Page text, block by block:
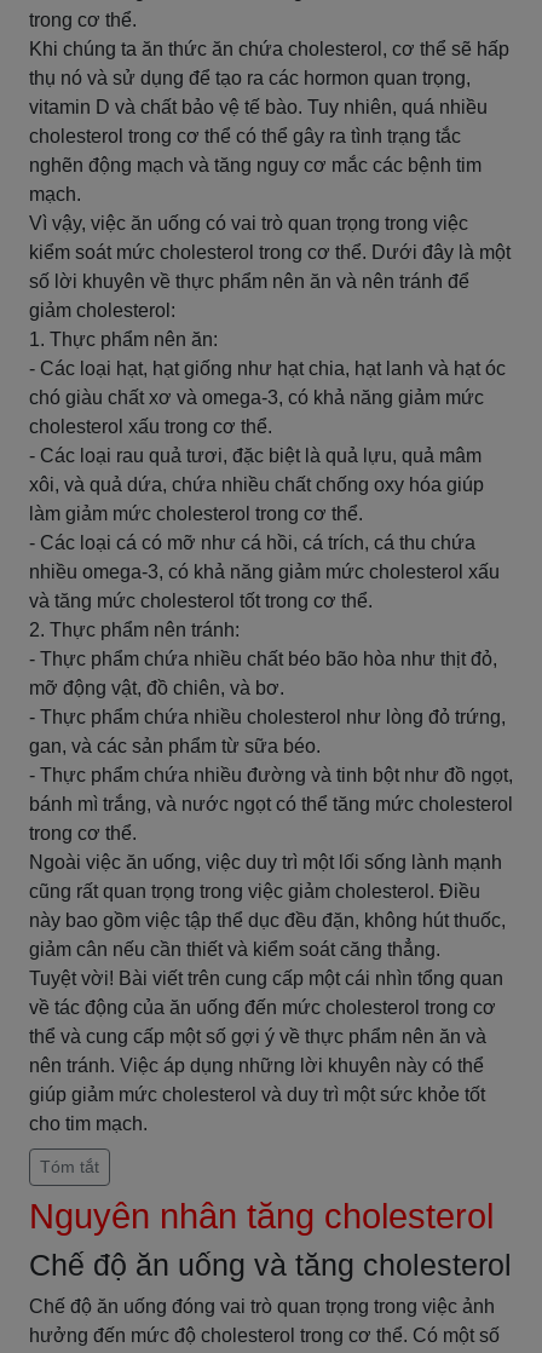
trong cơ thể.
Khi chúng ta ăn thức ăn chứa cholesterol, cơ thể sẽ hấp
thụ nó và sử dụng để tạo ra các hormon quan trọng,
vitamin D và chất bảo vệ tế bào. Tuy nhiên, quá nhiều
cholesterol trong cơ thể có thể gây ra tình trạng tắc
nghẽn động mạch và tăng nguy cơ mắc các bệnh tim
mạch.
Vì vậy, việc ăn uống có vai trò quan trọng trong việc
kiểm soát mức cholesterol trong cơ thể. Dưới đây là một
số lời khuyên về thực phẩm nên ăn và nên tránh để
giảm cholesterol:
1. Thực phẩm nên ăn:
- Các loại hạt, hạt giống như hạt chia, hạt lanh và hạt óc
chó giàu chất xơ và omega-3, có khả năng giảm mức
cholesterol xấu trong cơ thể.
- Các loại rau quả tươi, đặc biệt là quả lựu, quả mâm
xôi, và quả dứa, chứa nhiều chất chống oxy hóa giúp
làm giảm mức cholesterol trong cơ thể.
- Các loại cá có mỡ như cá hồi, cá trích, cá thu chứa
nhiều omega-3, có khả năng giảm mức cholesterol xấu
và tăng mức cholesterol tốt trong cơ thể.
2. Thực phẩm nên tránh:
- Thực phẩm chứa nhiều chất béo bão hòa như thịt đỏ,
mỡ động vật, đồ chiên, và bơ.
- Thực phẩm chứa nhiều cholesterol như lòng đỏ trứng,
gan, và các sản phẩm từ sữa béo.
- Thực phẩm chứa nhiều đường và tinh bột như đồ ngọt,
bánh mì trắng, và nước ngọt có thể tăng mức cholesterol
trong cơ thể.
Ngoài việc ăn uống, việc duy trì một lối sống lành mạnh
cũng rất quan trọng trong việc giảm cholesterol. Điều
này bao gồm việc tập thể dục đều đặn, không hút thuốc,
giảm cân nếu cần thiết và kiểm soát căng thẳng.
Tuyệt vời! Bài viết trên cung cấp một cái nhìn tổng quan
về tác động của ăn uống đến mức cholesterol trong cơ
thể và cung cấp một số gợi ý về thực phẩm nên ăn và
nên tránh. Việc áp dụng những lời khuyên này có thể
giúp giảm mức cholesterol và duy trì một sức khỏe tốt
cho tim mạch.
Tóm tắt
Nguyên nhân tăng cholesterol
Chế độ ăn uống và tăng cholesterol
Chế độ ăn uống đóng vai trò quan trọng trong việc ảnh
hưởng đến mức độ cholesterol trong cơ thể. Có một số